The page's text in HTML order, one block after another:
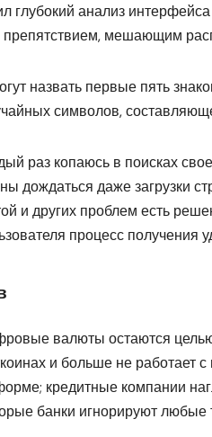
глубокий анализ
препятствием, мешающим
назвать первые пять
символов,
раз копаюсь в поисках
дождаться даже загрузки
и других проблем есть
процесс получения
валюты остаются
и больше не
кредитные компании
банки игнорируют